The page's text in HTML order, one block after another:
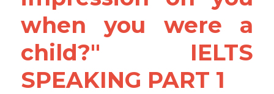
when you were a
child?" IELTS
SPEAKING PART 1